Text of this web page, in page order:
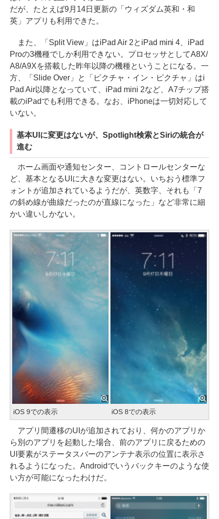
だが、たとえば9月14日更新の「ウィズダム英和・和
英」アプリも利用できた。
また、「Split View」はiPad Air 2とiPad mini 4、iPad
Proの3機種でしか利用できない。プロセッサとしてA8X/
A8/A9Xを搭載した昨年以降の機種ということになる。一
方、「Slide Over」と「ピクチャ・イン・ピクチャ」はi
Pad Air以降となっていて、iPad mini 2など、A7チップ搭
載のiPadでも利用できる。なお、iPhoneは一切対応して
いない。
基本UIに変更はないが、Spotlight検索とSiriの統合が
進む
ホーム画面や通知センター、コントロールセンターな
ど、基本となるUIに大きな変更はない。いちおう標準フ
ォントが追加されているようだが、英数字、それも「7
の斜め線が曲線だったのが直線になった」など非常に細
かい違いしかない。
iOS 9での表示 iOS 8での表示
アプリ間遷移のUIが追加されており、何かのアプリか
ら別のアプリを起動した場合、前のアプリに戻るための
UI要素がステータスバーのアンテナ表示の位置に表示さ
れるようになった。Androidでいうバックキーのような使
い方が可能になったわけだ。